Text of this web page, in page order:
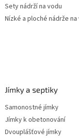
Sety nádrží na vodu
Nízké a ploché nádrže na
Jímky a septiky
Samonostné jímky
Jímky k obetonování
Dvouplášťové jímky